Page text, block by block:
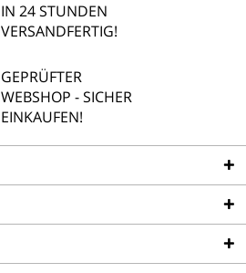
IN 24 STUNDEN
VERSANDFERTIG!
GEPRÜFTER
WEBSHOP - SICHER
EINKAUFEN!